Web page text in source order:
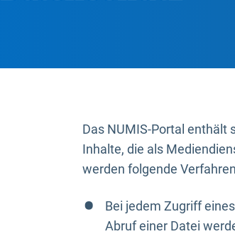
Das NUMIS-Portal enthält
Inhalte, die als
werden folgende
Bei jedem Zugriff
Abruf einer Datei